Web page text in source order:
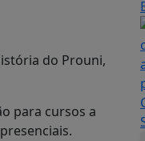
do Prouni,
para cursos a